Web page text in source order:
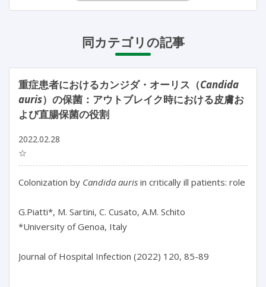
同カテゴリの記事
重症患者におけるカンジダ・オーリス（Candida
auris）の保菌：アウトブレイク時における皮膚お
よび直腸保菌の役割
2022.02.28
☆
Colonization by Candida auris in critically ill patients: role of
G.Piatti*, M. Sartini, C. Cusato, A.M. Schito
*University of Genoa, Italy
Journal of Hospital Infection (2022) 120, 85-89